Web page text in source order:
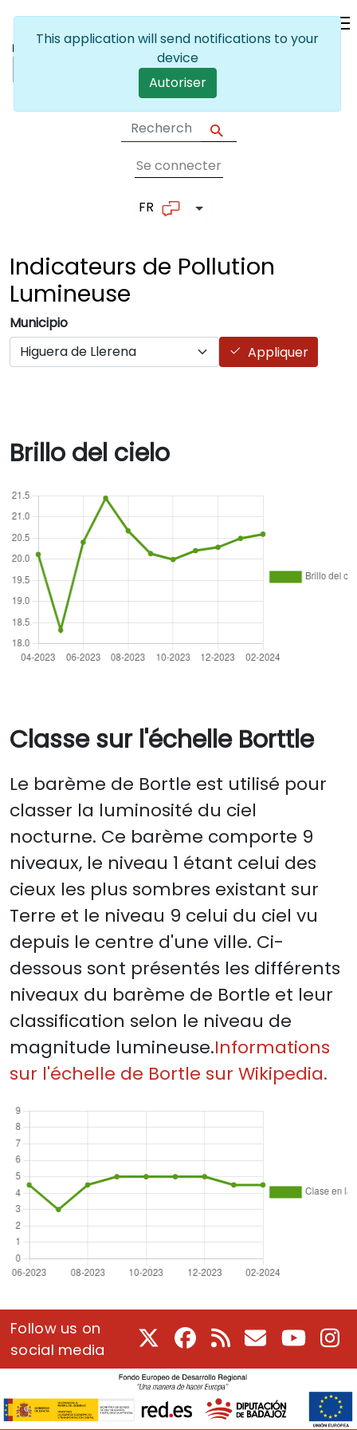
User account
Se connecter
FR List additional actions
Indicateurs de Pollution
Lumineuse
Municipio
Appliquer
Brillo del cielo
Classe sur l'échelle Borttle
Le barème de Bortle est utilisé pour
classer la luminosité du ciel
nocturne. Ce barème comporte 9
niveaux, le niveau 1 étant celui des
cieux les plus sombres existant sur
Terre et le niveau 9 celui du ciel vu
depuis le centre d'une ville. Ci-
dessous sont présentés les différents
niveaux du barème de Bortle et leur
classification selon le niveau de
magnitude lumineuse.Informations
sur l'échelle de Bortle sur Wikipedia.
Follow us on
social media
Facebook
RSS CourrielYoutube
This application will send notifications to your
device
Autoriser